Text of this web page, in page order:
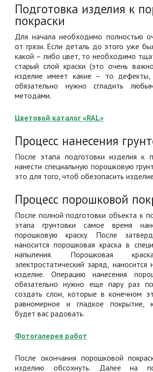
Подготовка изделия к
покраски
Для начала необходимо полностью
от грязи. Если деталь до этого уже
какой – либо цвет, то необходимо
старый слой краски (это очень
изделие имеет какие – то
обязательно нужно сгладить
методами.
Цветовой каталог «RAL»
Процесс нанесения
После этапа подготовки изделия к
нанести специальную порошковую
это для того, чтоб обезопасить
Процесс порошковой
После полной подготовки объекта к
этапа грунтовки самое время
порошковую краску. После
наносится порошковая краска в
напыления. Порошковая
электростатический заряд, наносится
изделие. Операцию нанесения
обязательно нужно еще пару раз
создать слои, которые в конечном
равномерное и гладкое покрытие,
будет вас радовать.
Фотогалерея работ
После окончания порошковой
изделию обсохнуть. Далее на